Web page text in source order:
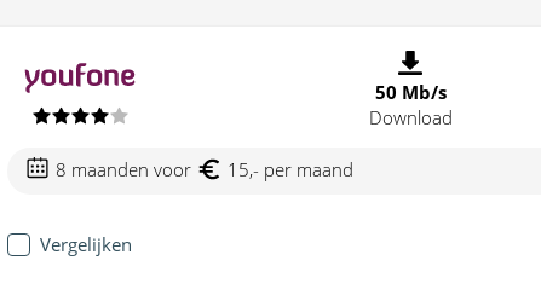
50 Mb/s
Download
8 maanden voor 15,- per maand
Vergelijken